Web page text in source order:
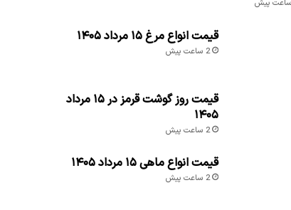
قیمت انواع مرغ ۱۵ مرداد ۱۴۰۵
2 ساعت پیش
قیمت روز گوشت قرمز در ۱۵ مرداد
۱۴۰۵
2 ساعت پیش
قیمت انواع ماهی ۱۵ مرداد ۱۴۰۵
2 ساعت پیش